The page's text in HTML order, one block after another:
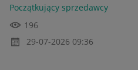
Początkujący sprzedawcy
196
‎29-07-2026 09:36